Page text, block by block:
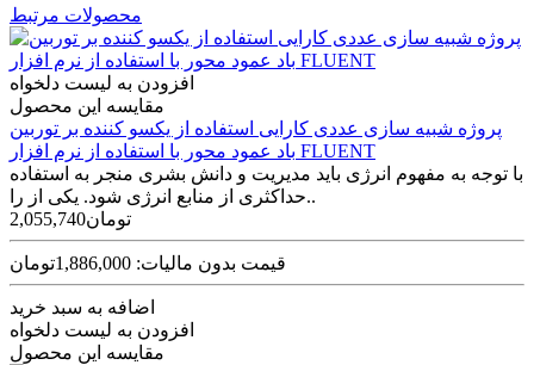
محصولات مرتبط
افزودن به لیست دلخواه
مقایسه این محصول
پروژه شبيه سازی عددی کارايی استفاده از يکسو کننده بر توربين
باد عمود محور با استفاده از نرم افزار FLUENT
با توجه به مفهوم انرژی باید مدیریت و دانش بشری منجر به استفاده
حداکثری از منابع انرژی شود. یکی از را..
2,055,740تومان
قیمت بدون مالیات: 1,886,000تومان
اضافه به سبد خرید
افزودن به لیست دلخواه
مقایسه این محصول